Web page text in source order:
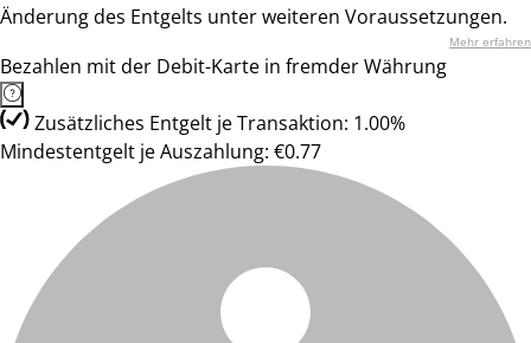
Änderung des Entgelts unter weiteren Voraussetzungen.
Mehr erfahren
Bezahlen mit der Debit-Karte in fremder Währung
Zusätzliches Entgelt je Transaktion: 1.00%
Mindestentgelt je Auszahlung: €0.77